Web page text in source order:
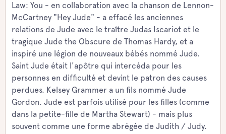
Law: You - en collaboration avec la chanson de Lennon-
McCartney "Hey Jude" - a effacé les anciennes
relations de Jude avec le traître Judas Iscariot et le
tragique Jude the Obscure de Thomas Hardy, et a
inspiré une légion de nouveaux bébés nommé Jude.
Saint Jude était l'apôtre qui intercéda pour les
personnes en difficulté et devint le patron des causes
perdues. Kelsey Grammer a un fils nommé Jude
Gordon. Jude est parfois utilisé pour les filles (comme
dans la petite-fille de Martha Stewart) - mais plus
souvent comme une forme abrégée de Judith / Judy.